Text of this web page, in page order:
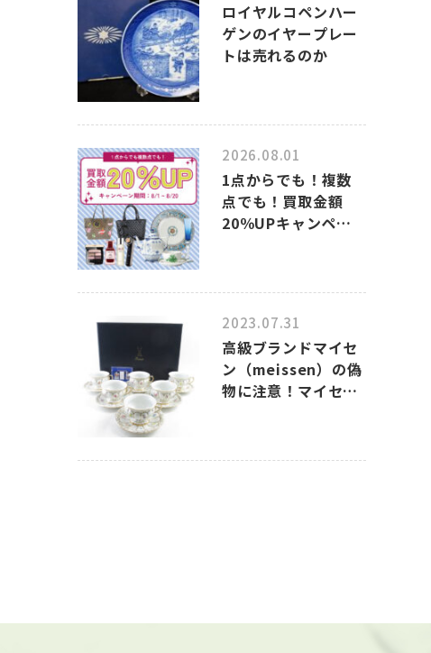
ロイヤルコペンハー
ゲンのイヤープレー
トは売れるのか
2026.08.01
1点からでも！複数
点でも！買取金額
20％UPキャンペー
2023.07.31
高級ブランドマイセ
ン（meissen）の偽
物に注意！マイセン